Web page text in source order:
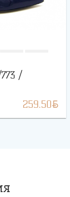
/
259.50BYN